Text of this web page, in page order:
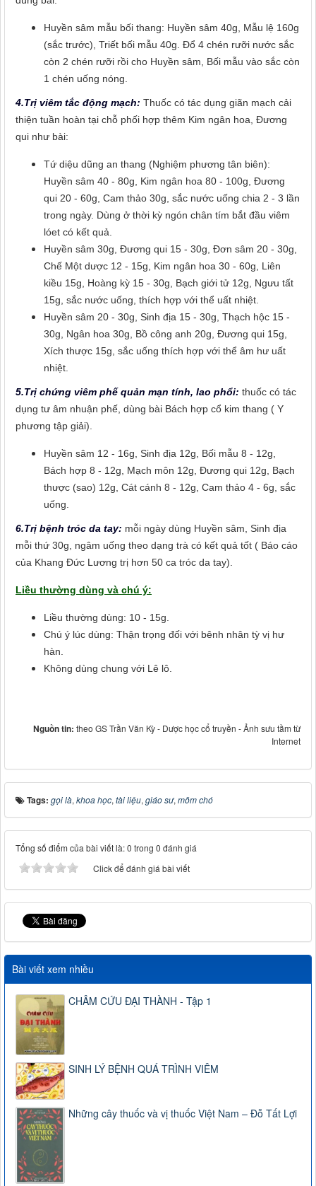
Huyền sâm mẫu bối thang: Huyền sâm 40g, Mẫu lệ 160g
(sắc trước), Triết bối mẫu 40g. Đổ 4 chén rưỡi nước sắc
còn 2 chén rưỡi rồi cho Huyền sâm, Bối mẫu vào sắc còn
1 chén uống nóng.
4.Trị viêm tắc động mạch: Thuốc có tác dụng giãn mạch cải
thiện tuần hoàn tại chỗ phối hợp thêm Kim ngân hoa, Đương
qui như bài:
Tứ diệu dũng an thang (Nghiệm phương tân biên):
Huyền sâm 40 - 80g, Kim ngân hoa 80 - 100g, Đương
qui 20 - 60g, Cam thảo 30g, sắc nước uống chia 2 - 3 lần
trong ngày. Dùng ở thời kỳ ngón chân tím bắt đầu viêm
lóet có kết quả.
Huyền sâm 30g, Đương qui 15 - 30g, Đơn sâm 20 - 30g,
Chế Một dược 12 - 15g, Kim ngân hoa 30 - 60g, Liên
kiều 15g, Hoàng kỳ 15 - 30g, Bạch giới tử 12g, Ngưu tất
15g, sắc nước uống, thích hợp với thể uất nhiệt.
Huyền sâm 20 - 30g, Sinh địa 15 - 30g, Thạch hộc 15 -
30g, Ngân hoa 30g, Bồ công anh 20g, Đương qui 15g,
Xích thược 15g, sắc uống thích hợp với thể âm hư uất
nhiệt.
5.Trị chứng viêm phế quản mạn tính, lao phổi: thuốc có tác
dụng tư âm nhuận phế, dùng bài Bách hợp cổ kim thang ( Y
phương tập giải).
Huyền sâm 12 - 16g, Sinh địa 12g, Bối mẫu 8 - 12g,
Bách hợp 8 - 12g, Mạch môn 12g, Đương qui 12g, Bạch
thược (sao) 12g, Cát cánh 8 - 12g, Cam thảo 4 - 6g, sắc
uống.
6.Trị bệnh tróc da tay: mỗi ngày dùng Huyền sâm, Sinh địa
mỗi thứ 30g, ngâm uống theo dạng trà có kết quả tốt ( Báo cáo
của Khang Đức Lương trị hơn 50 ca tróc da tay).
Liều thường dùng và chú ý:
Liều thường dùng: 10 - 15g.
Chú ý lúc dùng: Thận trọng đối với bênh nhân tỳ vị hư
hàn.
Không dùng chung với Lê lô.
Nguồn tin: theo GS Trần Văn Kỳ - Dược học cổ truyền - Ảnh sưu tầm từ
Internet
Tags: gọi là, khoa học, tài liệu, giáo sư, mõm chó
Tổng số điểm của bài viết là: 0 trong 0 đánh giá
Click để đánh giá bài viết
Bài viết xem nhiều
CHÂM CỨU ĐẠI THÀNH - Tập 1
SINH LÝ BỆNH QUÁ TRÌNH VIÊM
Những cây thuốc và vị thuốc Việt Nam – Đỗ Tất Lợi